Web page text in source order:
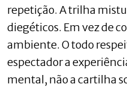
repetição. A trilha
diegéticos. Em vez de
ambiente. O todo
espectador a
mental, não a cartilha